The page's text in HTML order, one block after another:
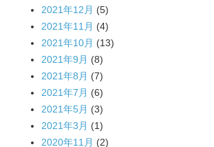
2021年12月 (5)
2021年11月 (4)
2021年10月 (13)
2021年9月 (8)
2021年8月 (7)
2021年7月 (6)
2021年5月 (3)
2021年3月 (1)
2020年11月 (2)